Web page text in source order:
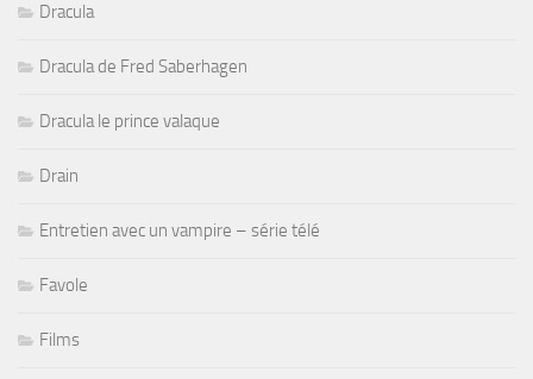
Dracula
Dracula de Fred Saberhagen
Dracula le prince valaque
Drain
Entretien avec un vampire – série télé
Favole
Films